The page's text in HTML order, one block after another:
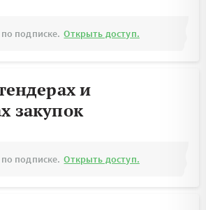
подписке. Открыть доступ.
и
закупок
подписке. Открыть доступ.